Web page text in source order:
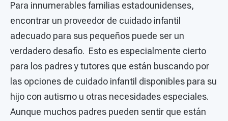
Para innumerables familias estadounidenses,
encontrar un proveedor de cuidado infantil
adecuado para sus pequeños puede ser un
verdadero desafío. Esto es especialmente cierto
para los padres y tutores que están buscando por
las opciones de cuidado infantil disponibles para su
hijo con autismo u otras necesidades especiales.
Aunque muchos padres pueden sentir que están